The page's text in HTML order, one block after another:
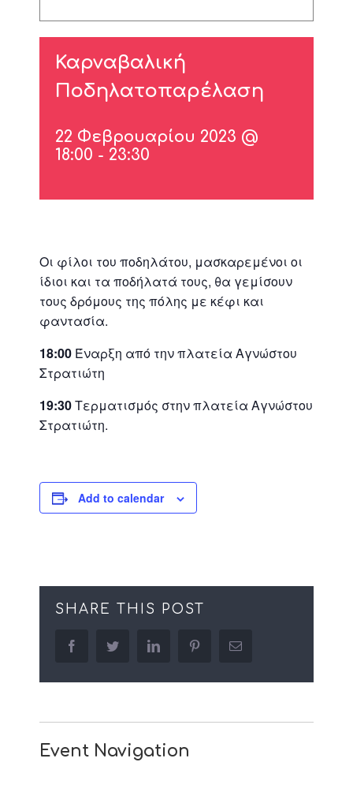
Καρναβαλική
Ποδηλατοπαρέλαση
22 Φεβρουαρίου 2023 @
18:00 - 23:30
Οι φίλοι του ποδηλάτου, μασκαρεμένοι οι
ίδιοι και τα ποδήλατά τους, θα γεμίσουν
τους δρόμους της πόλης με κέφι και
φαντασία.
18:00 Έναρξη από την πλατεία Αγνώστου
Στρατιώτη
19:30Τερματισμός στην πλατεία Αγνώστου
Στρατιώτη.
Add to calendar
SHARE THIS POST
facebooktwitter linkedin pinterestEmail
Event Navigation